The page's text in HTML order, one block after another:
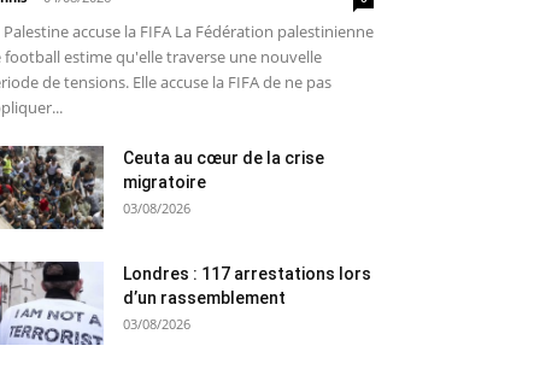
Palestine accuse la FIFA La Fédération palestinienne
football estime qu'elle traverse une nouvelle
de tensions. Elle accuse la FIFA de ne pas
Ceuta au cœur de la crise
migratoire
03/08/2026
Londres : 117 arrestations lors
d’un rassemblement
03/08/2026